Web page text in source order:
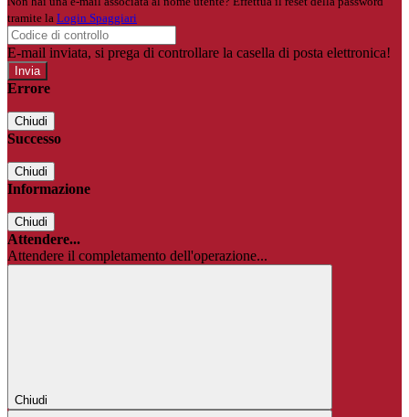
tramite la Login Spaggiari
E-mail inviata, si prega di controllare la casella di posta elettronica!
Errore
Chiudi
Successo
Chiudi
Informazione
Chiudi
Attendere...
Attendere il completamento dell'operazione...
Chiudi